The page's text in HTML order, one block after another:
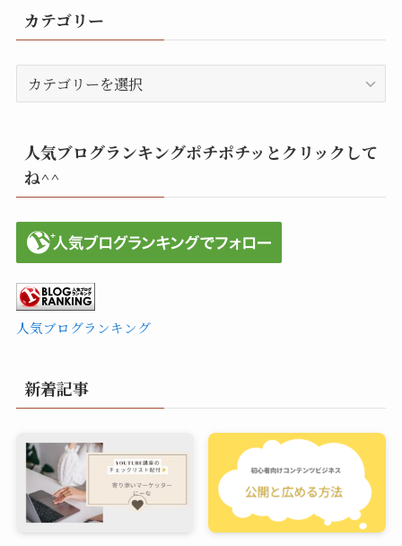
カテゴリー
テ
ー
人気ブログランキングポチポチッとクリックして
ね^^
人気ブログランキング
新着記事